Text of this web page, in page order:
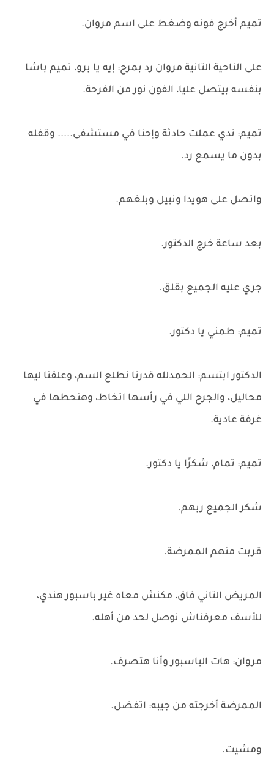
تميم أخرج فونه وضغط على اسم مروان.
على الناحية التانية مروان رد بمرح: إيه يا برو، تميم باشا
بنفسه بيتصل عليا، الفون نور من الفرحة.
تميم: ندي عملت حادثة وإحنا في مستشفى..... وقفله
بدون ما يسمع رد.
واتصل على هويدا ونبيل وبلغهم.
بعد ساعة خرج الدكتور.
جري عليه الجميع بقلق.
تميم: طمني يا دكتور.
الدكتور ابتسم: الحمدلله قدرنا نطلع السم، وعلقنا ليها
محاليل، والجرح اللي في رأسها اتخاط، وهنحطها في
غرفة عادية.
تميم: تمام، شكرًا يا دكتور.
شكر الجميع ربهم.
قربت منهم الممرضة.
المريض التاني فاق، مكنش معاه غير باسبور هندي،
للأسف معرفناش نوصل لحد من أهله.
مروان: هات الباسبور وأنا هتصرف.
الممرضة أخرجته من جيبه: اتفضل.
ومشيت.